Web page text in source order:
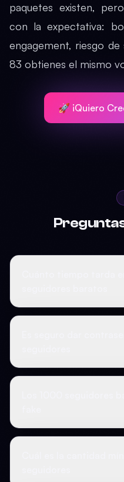
paquetes existen,
con la expectativa:
engagement, riesgo
83 obtienes el mismo
🚀 ¡Quiero